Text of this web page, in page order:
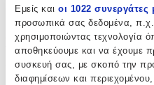
Εμείς και οι 1022 συνεργάτες
προσωπικά σας δεδομένα, π.χ.
χρησιμοποιώντας τεχνολογία
αποθηκεύουμε και να έχουμε
συσκευή σας, με σκοπό την
διαφημίσεων και περιεχομένου,
OEM
Βασικά Χαρακτηριστικά
Υλικό: